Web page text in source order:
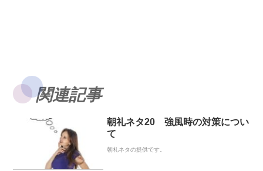
関連記事
朝礼ネタ20 強風時の対策につい
て
朝礼ネタの提供です。